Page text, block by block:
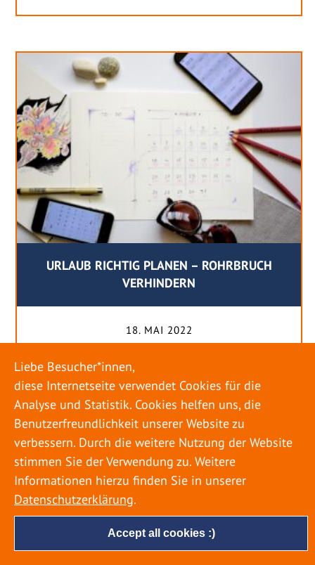
URLAUB RICHTIG PLANEN – ROHRBRUCH
VERHINDERN
18. MAI 2022
genießen ihren Urlaub. Dabei zieht es die Einen
weiter weg, die Anderen bleiben dann doch
lieber in der Heimat. Wenn Sie für eine längere
Zeit wegfahren möchten, gibt es einige Dinge zu
beachten, damit nicht anschließend eine böse
Überraschung auf Sie wartet. Um einen
möglichst entspannten Urlaub zu […]
Accept all cookies :)
Liebe Besucher*innen,
diese Internetseite verwendet Cookies für die
Analyse und Statistik. Cookies helfen uns, die
Benutzerfreundlichkeit unserer Website zu
verbessern. Durch die weitere Nutzung der Website
stimmen Sie der Verwendung zu. Weitere
Informationen hierzu finden Sie in unserer
Datenschutzerklärung.